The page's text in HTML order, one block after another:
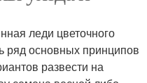
леди цветочного
ряд основных принципов
развести на